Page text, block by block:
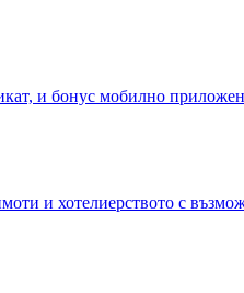
и бонус мобилно
и хотелиерството с